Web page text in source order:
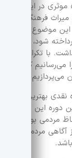
در این
فرهنگی
موضوع و
شود، قطعا
با تکرار این
که
بهترین کلیپ
این رویداد،
مردمی بودن نیز
مردم از این